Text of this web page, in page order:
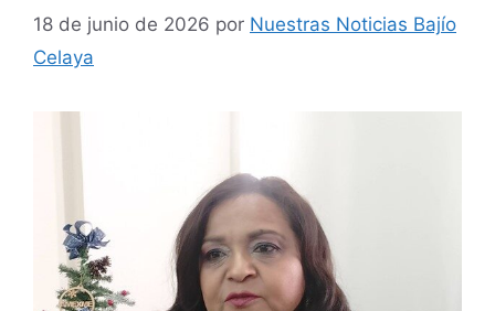
18 de junio de 2026 por Nuestras Noticias Bajío
Celaya